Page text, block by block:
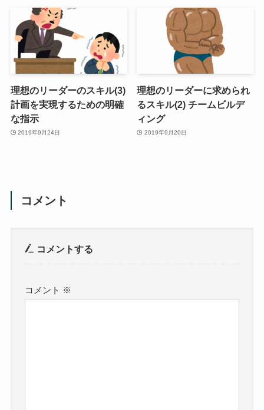
理想のリーダーのスキル(3)
計画を実現するための明確
な指示
2019年9月24日
理想のリーダーに求められ
るスキル(2) チームビルデ
ィング
2019年9月20日
コメント
コメントする
コメント ※